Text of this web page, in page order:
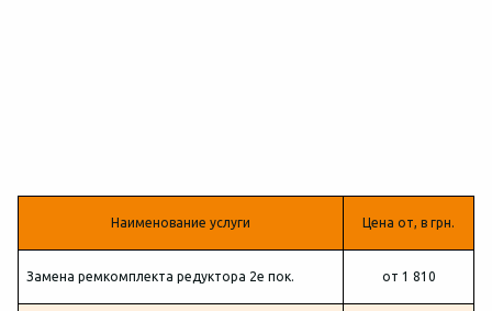
Наименование услуги Цена от, в грн.
Замена ремкомплекта редуктора 2е пок. от 1 810